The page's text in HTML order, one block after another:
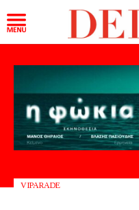
VIPARADE